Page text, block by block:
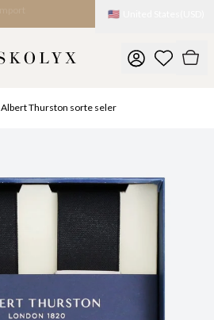
🇺🇸
Albert Thurston sorte seler